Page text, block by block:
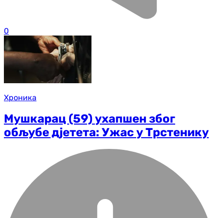
0
Хроника
Мушкарац (59) ухапшен због
обљубе дјетета: Ужас у Трстенику